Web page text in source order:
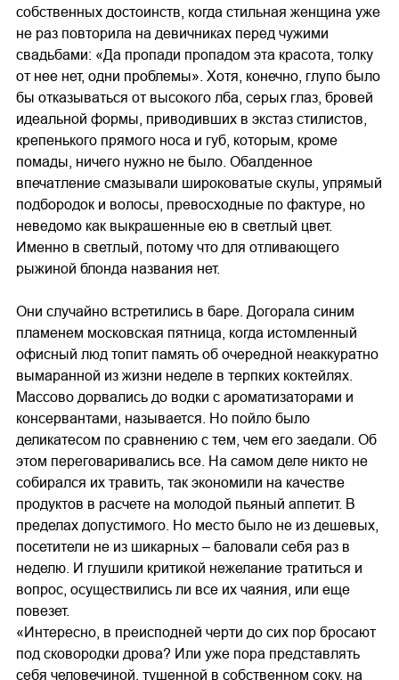
собственных достоинств, когда стильная женщина уже
не раз повторила на девичниках перед чужими
свадьбами: «Да пропади пропадом эта красота, толку
от нее нет, одни проблемы». Хотя, конечно, глупо было
бы отказываться от высокого лба, серых глаз, бровей
идеальной формы, приводивших в экстаз стилистов,
крепенького прямого носа и губ, которым, кроме
помады, ничего нужно не было. Обалденное
впечатление смазывали широковатые скулы, упрямый
подбородок и волосы, превосходные по фактуре, но
неведомо как выкрашенные ею в светлый цвет.
Именно в светлый, потому что для отливающего
рыжиной блонда названия нет.
Они случайно встретились в баре. Догорала синим
пламенем московская пятница, когда истомленный
офисный люд топит память об очередной неаккуратно
вымаранной из жизни неделе в терпких коктейлях.
Массово дорвались до водки с ароматизаторами и
консервантами, называется. Но пойло было
деликатесом по сравнению с тем, чем его заедали. Об
этом переговаривались все. На самом деле никто не
собирался их травить, так экономили на качестве
продуктов в расчете на молодой пьяный аппетит. В
пределах допустимого. Но место было не из дешевых,
посетители не из шикарных – баловали себя раз в
неделю. И глушили критикой нежелание тратиться и
вопрос, осуществились ли все их чаяния, или еще
повезет.
«Интересно, в преисподней черти до сих пор бросают
под сковородки дрова? Или уже пора представлять
себя человечиной, тушенной в собственном соку, на